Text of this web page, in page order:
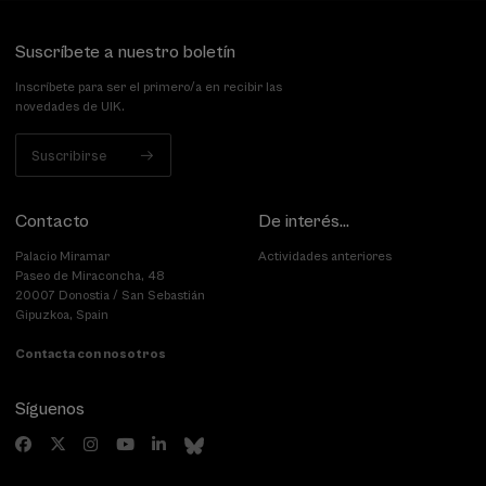
Suscríbete a nuestro boletín
Inscríbete para ser el primero/a en recibir las
novedades de UIK.
Suscribirse
Contacto
Palacio Miramar
Paseo de Miraconcha, 48
20007 Donostia / San Sebastián
Gipuzkoa, Spain
Contacta con nosotros
De interés...
Actividades anteriores
Síguenos